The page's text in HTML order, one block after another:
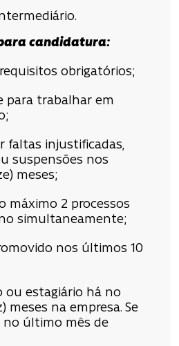
candidatura:
obrigatórios;
para trabalhar em
faltas injustificadas,
suspensões nos
meses;
máximo 2 processos
simultaneamente;
nos últimos 10
ou estagiário há no
meses na empresa. Se
no último mês de